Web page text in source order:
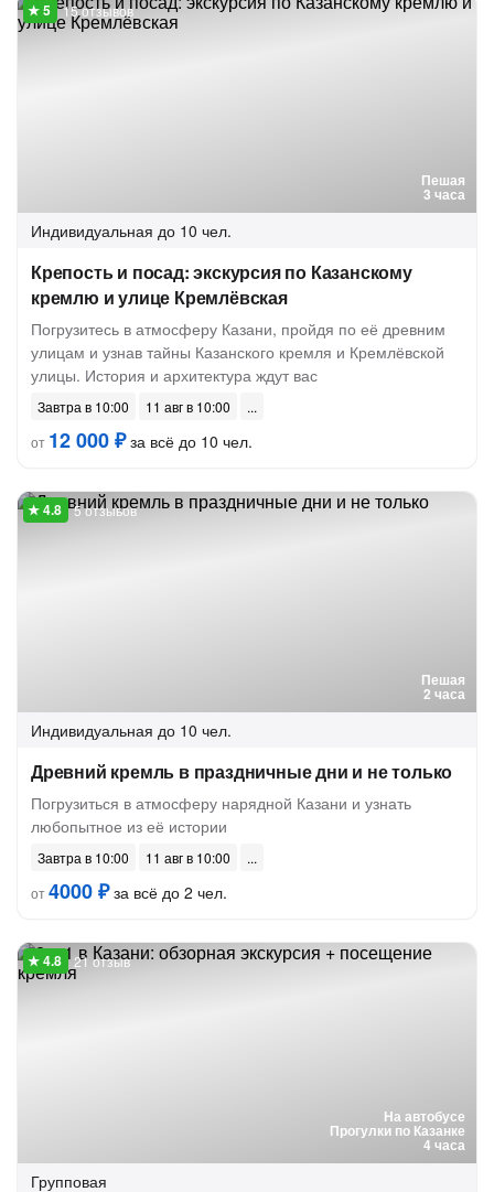
Пешая
3 часа
15 отзывов
Индивидуальная до 10 чел.
Крепость и посад: экскурсия по Казанскому
кремлю и улице Кремлёвская
Погрузитесь в атмосферу Казани, пройдя по её древним
улицам и узнав тайны Казанского кремля и Кремлёвской
улицы. История и архитектура ждут вас
Завтра в 10:00
11 авг в 10:00
от 12 000 ₽за всё до 10 чел.
Пешая
2 часа
5 отзывов
Индивидуальная до 10 чел.
Древний кремль в праздничные дни и не только
Погрузиться в атмосферу нарядной Казани и узнать
любопытное из её истории
Завтра в 10:00
11 авг в 10:00
от4000 ₽за всё до 2 чел.
На автобусе
Прогулки по Казанке
4 часа
21 отзыв
Групповая